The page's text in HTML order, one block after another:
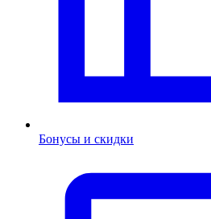
Бонусы и скидки